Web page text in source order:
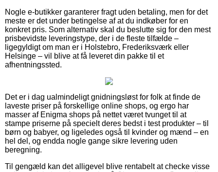
Nogle e-butikker garanterer fragt uden betaling, men for det
meste er det under betingelse af at du indkøber for en
konkret pris. Som alternativ skal du beslutte sig for den mest
prisbevidste leveringstype, der i de fleste tilfælde –
ligegyldigt om man er i Holstebro, Frederiksværk eller
Helsinge – vil blive at få leveret din pakke til et
afhentningssted.
Det er i dag ualmindeligt gnidningsløst for folk at finde de
laveste priser på forskellige online shops, og ergo har
masser af Enigma shops på nettet været tvunget til at
stampe priserne på specielt deres bedst i test produkter – til
børn og babyer, og ligeledes også til kvinder og mænd – en
hel del, og endda nogle gange sikre levering uden
beregning.
Til gengæld kan det alligevel blive rentabelt at checke visse